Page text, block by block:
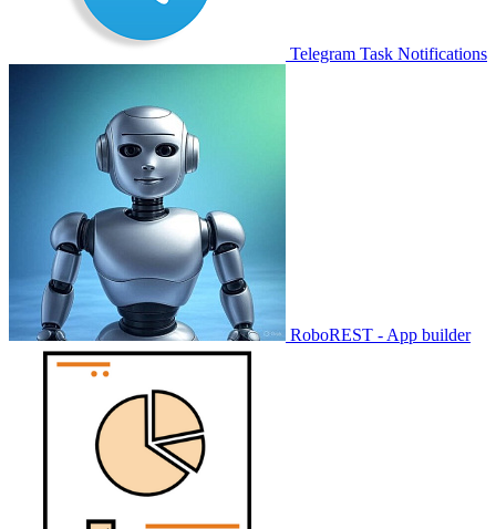
Telegram Task Notifications
RoboREST - App builder